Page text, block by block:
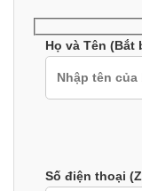
Họ và Tên (Bắt
Số điện thoại